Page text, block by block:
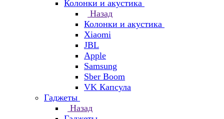
Колонки и акустика
Назад
Колонки и акустика
Xiaomi
JBL
Apple
Samsung
Sber Boom
VK Капсула
Гаджеты
Назад